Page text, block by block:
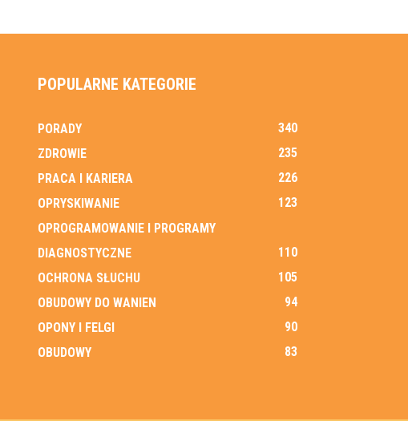
POPULARNE KATEGORIE
PORADY
340
ZDROWIE
235
PRACA I KARIERA
226
OPRYSKIWANIE
123
OPROGRAMOWANIE I PROGRAMY
DIAGNOSTYCZNE
110
OCHRONA SŁUCHU
105
OBUDOWY DO WANIEN
94
OPONY I FELGI
90
OBUDOWY
83